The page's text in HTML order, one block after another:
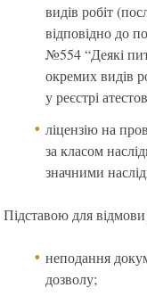
видів робіт
відповідно до
№554 “Деякі
окремих видів
у реєстрі
ліцензію на
за класом
значними
Підставою для
неподання
дозволу;